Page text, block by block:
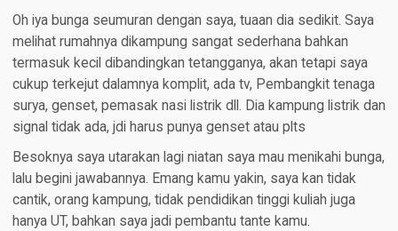
Oh iya bunga seumuran dengan saya, tuaan dia sedikit. Saya
melihat rumahnya dikampung sangat sederhana bahkan
termasuk kecil dibandingkan tetangganya, akan tetapi saya
cukup terkejut dalamnya komplit, ada tv, Pembangkit tenaga
surya, genset, pemasak nasi listrik dll. Dia kampung listrik dan
signal tidak ada, jdi harus punya genset atau plts
Besoknya saya utarakan lagi niatan saya mau menikahi bunga,
lalu begini jawabannya. Emang kamu yakin, saya kan tidak
cantik, orang kampung, tidak pendidikan tinggi kuliah juga
hanya UT, bahkan saya jadi pembantu tante kamu.